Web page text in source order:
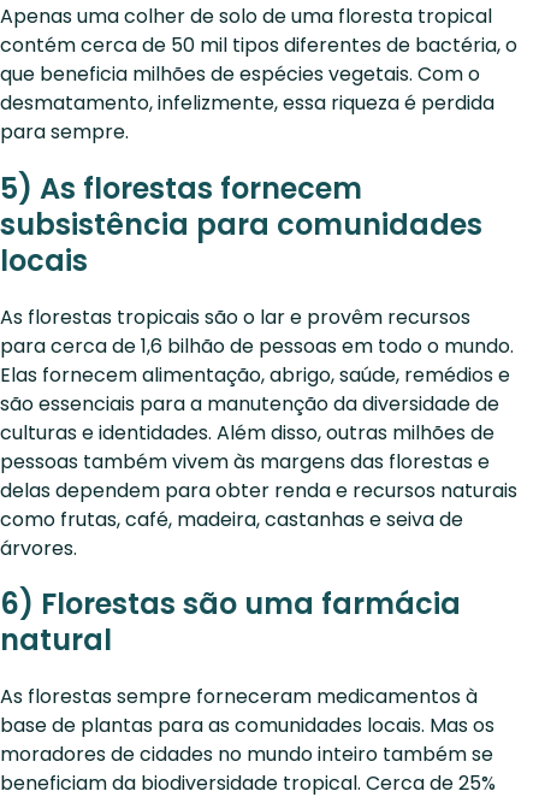
Apenas uma colher de solo de uma floresta tropical
contém cerca de 50 mil tipos diferentes de bactéria, o
que beneficia milhões de espécies vegetais. Com o
desmatamento, infelizmente, essa riqueza é perdida
para sempre.
5) As florestas fornecem
subsistência para comunidades
locais
As florestas tropicais são o lar e provêm recursos
para cerca de 1,6 bilhão de pessoas em todo o mundo.
Elas fornecem alimentação, abrigo, saúde, remédios e
são essenciais para a manutenção da diversidade de
culturas e identidades. Além disso, outras milhões de
pessoas também vivem às margens das florestas e
delas dependem para obter renda e recursos naturais
como frutas, café, madeira, castanhas e seiva de
árvores.
6) Florestas são uma farmácia
natural
As florestas sempre forneceram medicamentos à
base de plantas para as comunidades locais. Mas os
moradores de cidades no mundo inteiro também se
beneficiam da biodiversidade tropical. Cerca de 25%